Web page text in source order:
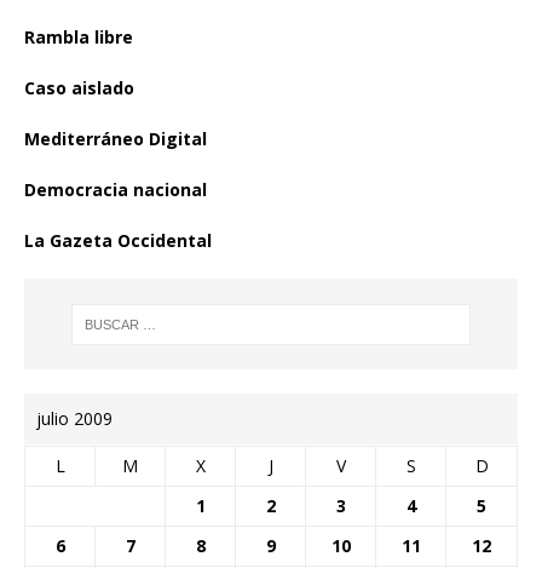
Rambla libre
Caso aislado
Mediterráneo Digital
Democracia nacional
La Gazeta Occidental
julio 2009
L M X J V S D
1 2 3 4
5
6
7 8 9 10 11
12